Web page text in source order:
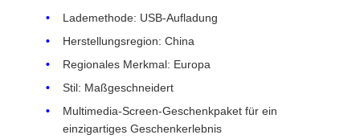
Lademethode: USB-Aufladung
Herstellungsregion: China
Regionales Merkmal: Europa
Stil: Maßgeschneidert
Multimedia-Screen-Geschenkpaket für ein
einzigartiges Geschenkerlebnis